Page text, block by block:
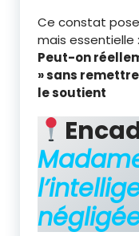
Ce constat
mais essentielle :
Peut-on
» sans
le soutient